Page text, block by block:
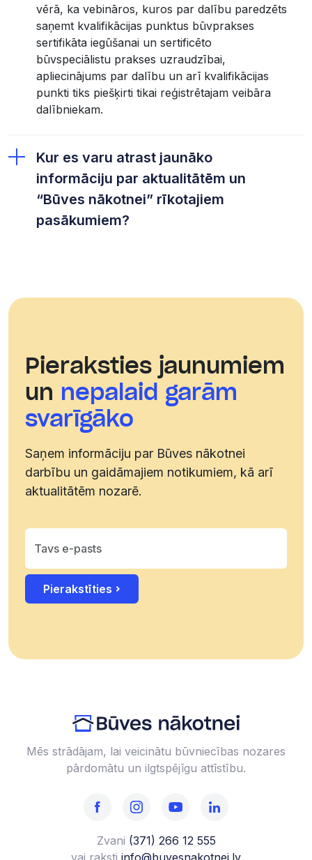
vērā, ka vebināros, kuros par dalību paredzēts
saņemt kvalifikācijas punktus būvprakses
sertifikāta iegūšanai un sertificēto
būvspeciālistu prakses uzraudzībai,
apliecinājums par dalību un arī kvalifikācijas
punkti tiks piešķirti tikai reģistrētajam veibāra
dalībniekam.
Kur es varu atrast jaunāko
informāciju par aktualitātēm un
“Būves nākotnei” rīkotajiem
pasākumiem?
Facebook
Youtube
kanālam
Pieraksties jaunumiem
un nepalaid garām
svarīgāko
Saņem informāciju par Būves nākotnei
darbību un gaidāmajiem notikumiem, kā arī
aktualitātēm nozarē.
Pierakstīties
Mēs strādājam, lai veicinātu būvniecības nozares
pārdomātu un ilgtspējīgu attīstību.
Zvani (371) 266 12 555‬
vai raksti info@buvesnakotnei.lv